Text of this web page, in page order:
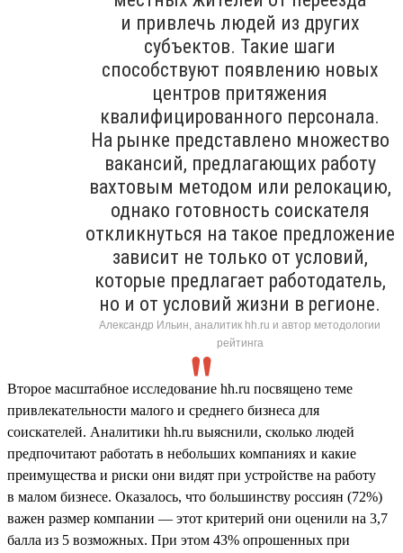
и привлечь людей из других
субъектов. Такие шаги
способствуют появлению новых
центров притяжения
квалифицированного персонала.
На рынке представлено множество
вакансий, предлагающих работу
вахтовым методом или релокацию,
однако готовность соискателя
откликнуться на такое предложение
зависит не только от условий,
которые предлагает работодатель,
но и от условий жизни в регионе.
Александр Ильин, аналитик hh.ru и автор методологии
рейтинга
Второе масштабное исследование hh.ru посвящено теме
привлекательности малого и среднего бизнеса для
соискателей. Аналитики hh.ru выяснили, сколько людей
предпочитают работать в небольших компаниях и какие
преимущества и риски они видят при устройстве на работу
в малом бизнесе. Оказалось, что большинству россиян (72%)
важен размер компании — этот критерий они оценили на 3,7
балла из 5 возможных. При этом 43% опрошенных при